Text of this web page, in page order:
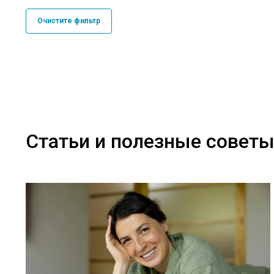
Очистите фильтр
Статьи и полезные советы